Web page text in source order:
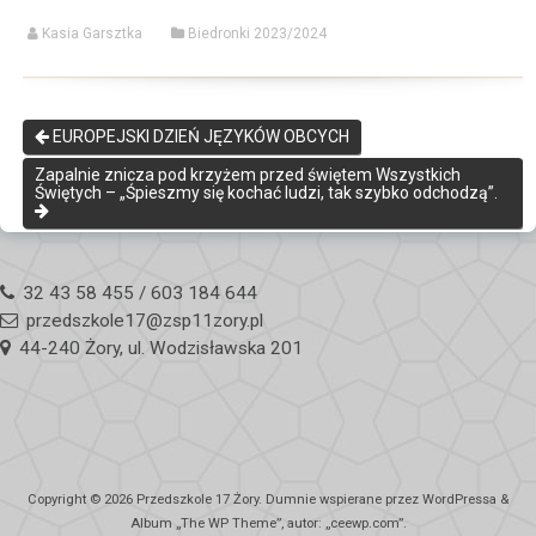
Kasia Garsztka Biedronki 2023/2024
EUROPEJSKI DZIEŃ JĘZYKÓW OBCYCH
Zapalnie znicza pod krzyżem przed świętem Wszystkich
Świętych – „Śpieszmy się kochać ludzi, tak szybko odchodzą”.
32 43 58 455 / 603 184 644
przedszkole17@zsp11zory.pl
44-240 Żory, ul. Wodzisławska 201
Copyright © 2026 Przedszkole 17 Żory. Dumnie wspierane przez WordPressa &
Album „The WPTheme”, autor: „ceewp.com”.